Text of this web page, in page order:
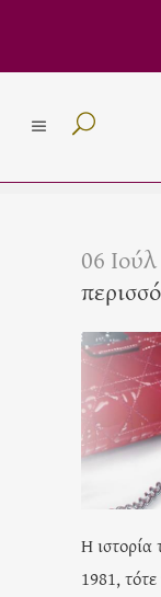
06 Ιούλ
Η
1981,